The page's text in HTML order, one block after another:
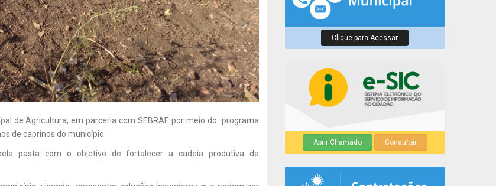
de Agricultura, em parceria com SEBRAE por meio do programa
de caprinos do município.
pasta com o objetivo de fortalecer a cadeia produtiva da
Clique para Acessar
Abrir Chamado Consultar